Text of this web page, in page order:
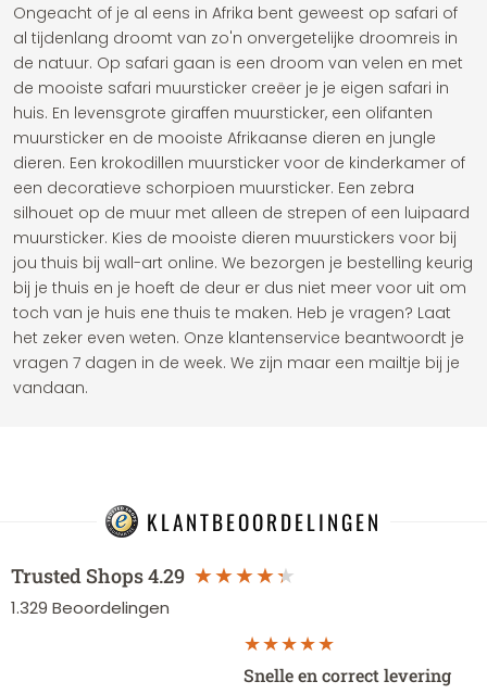
Ongeacht of je al eens in Afrika bent geweest op safari of
al tijdenlang droomt van zo'n onvergetelijke droomreis in
de natuur. Op safari gaan is een droom van velen en met
de mooiste safari muursticker creëer je je eigen safari in
huis. En levensgrote giraffen muursticker, een olifanten
muursticker en de mooiste Afrikaanse dieren en jungle
dieren. Een krokodillen muursticker voor de kinderkamer of
een decoratieve schorpioen muursticker. Een zebra
silhouet op de muur met alleen de strepen of een luipaard
muursticker. Kies de mooiste dieren muurstickers voor bij
jou thuis bij wall-art online. We bezorgen je bestelling keurig
bij je thuis en je hoeft de deur er dus niet meer voor uit om
toch van je huis ene thuis te maken. Heb je vragen? Laat
het zeker even weten. Onze klantenservice beantwoordt je
vragen 7 dagen in de week. We zijn maar een mailtje bij je
vandaan.
KLANTBEOORDELINGEN
Trusted Shops4.29
1.329 Beoordelingen
Snelle en correct levering